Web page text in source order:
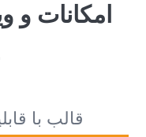
امکانات و
قالب با